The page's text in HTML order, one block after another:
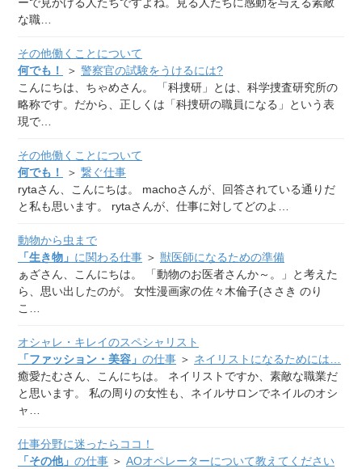
ーで見かける人たちですよね。見る人たちに感動を与える素敵
な職…
その他働くことについて
何でも！
＞ 警察官の試験をうけるには?
こんにちは、ちゃめさん。 「科捜研」とは、科学捜査研究所の
略称です。だから、正しくは「科捜研の職員になる」という表
現で…
その他働くことについて
何でも！
＞ 繋ぐ仕事
rytaさん、こんにちは。 machoさんが、回答されている通りだ
と私も思います。 rytaさんが、仕事に対してどのよ…
動物から虫まで
「生き物」 に関わる仕事 ＞ 獣医師になるための準備
ぁざさん、こんにちは。 「動物のお医者さんか～。」と考えた
ら、思い出したのが。 女性漫画家の佐々木倫子(ささき のり
こ…
オシャレ・キレイのスペシャリスト
「ファッション・美容」 の仕事 ＞ ネイリストになるためには…
癒愛たむさん、こんにちは。 ネイリストですか、素敵な職業だ
と思います。 私の周りの女性も、ネイルサロンでネイルのオシ
ャ…
仕事分野に迷ったらココ！
「その他」 の仕事 ＞ AOオペレーターについて教えてください